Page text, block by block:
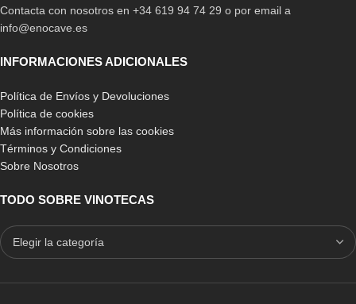
Contacta con nosotros en +34 619 94 74 29 o por email a
info@enocave.es
INFORMACIONES ADICIONALES
Política de Envíos y Devoluciones
Política de cookies
Más información sobre las cookies
Términos y Condiciones
Sobre Nosotros
TODO SOBRE VINOTECAS